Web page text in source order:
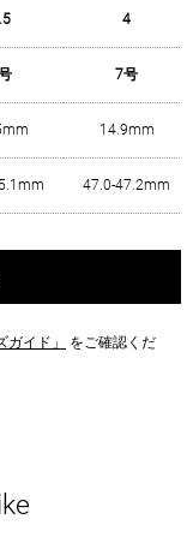
4
7号
14.9mm
47.0-47.2mm
ガイド」
をご確認くだ